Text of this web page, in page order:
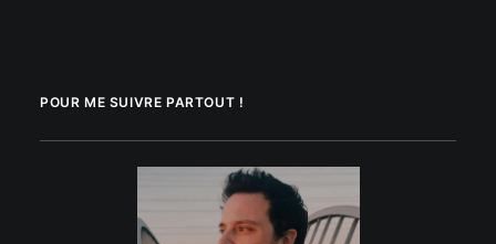
POUR ME SUIVRE PARTOUT !